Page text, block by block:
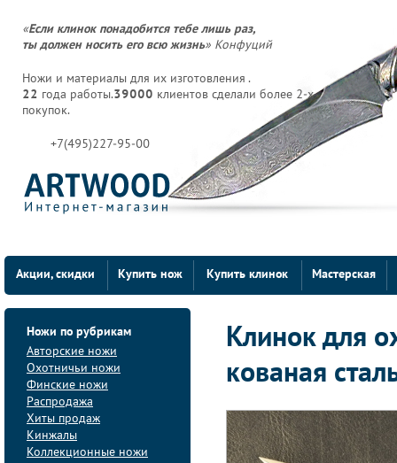
«Если клинок понадобится тебе лишь раз,
ты должен носить его всю жизнь» Конфуций
Ножи и материалы для их изготовления .
22 года работы.39000 клиентов сделали более 2-х
покупок.
+7(495)227-95-00
Акции, скидки Купить нож Купить клинок Мастерская
Ножи по рубрикам
Авторские ножи
Охотничьи ножи
Финские ножи
Распродажа
Хиты продаж
Кинжалы
Коллекционные ножи
Клинок для
кованая